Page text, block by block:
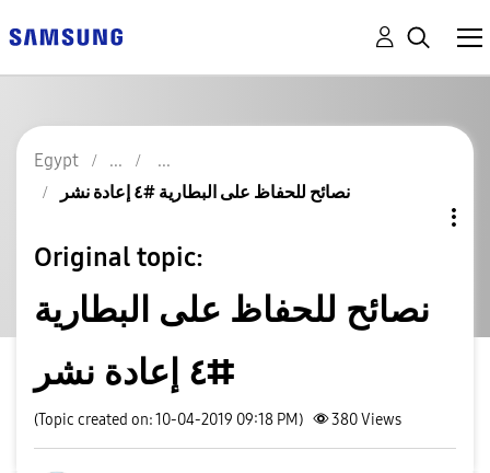
Egypt
نصائح للحفاظ على البطارية #٤ إعادة نشر
Original topic:
نصائح للحفاظ على البطارية
#٤ إعادة نشر
(Topic created on: 10-04-2019 09:18 PM) 380Views